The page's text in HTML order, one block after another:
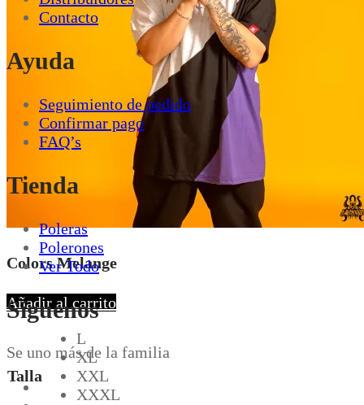
Colors Melange
Añadir al carrito
Talla
L
XL
XXL
XXXL
Contacto
Ayuda
Seguimiento de pedido
Confirmar pago
FAQ’s
Tienda
Poleras
Polerones
Ver Todo
Síguenos
Se uno más de la familia